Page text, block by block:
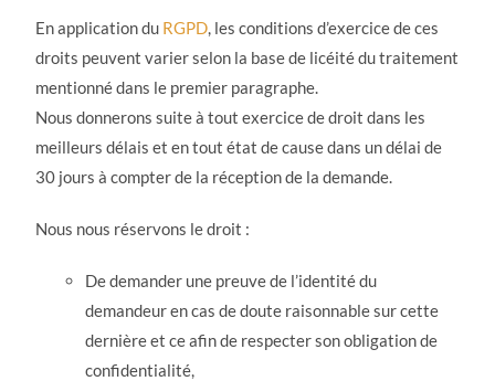
En application du RGPD, les conditions d’exercice de ces
droits peuvent varier selon la base de licéité du traitement
mentionné dans le premier paragraphe.
Nous donnerons suite à tout exercice de droit dans les
meilleurs délais et en tout état de cause dans un délai de
30 jours à compter de la réception de la demande.
Nous nous réservons le droit :
De demander une preuve de l’identité du
demandeur en cas de doute raisonnable sur cette
dernière et ce afin de respecter son obligation de
confidentialité,